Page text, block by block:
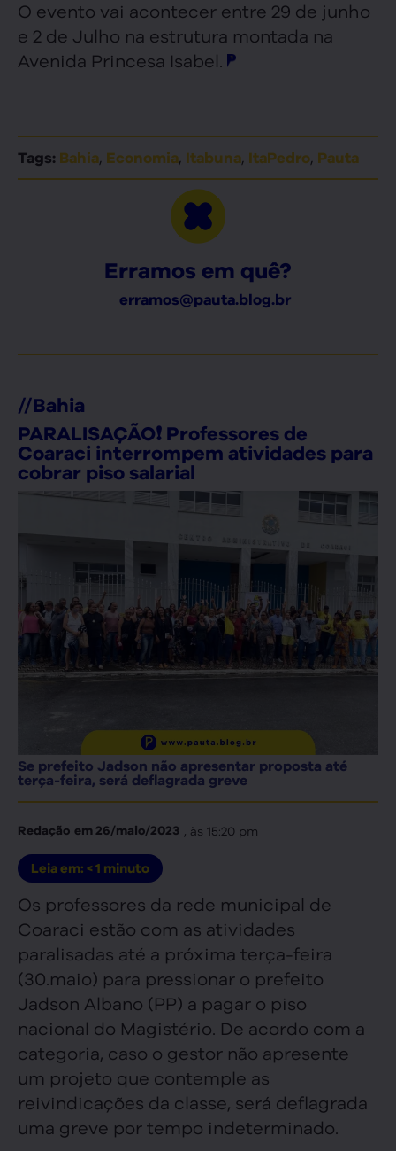
O evento vai acontecer entre 29 de junho
e 2 de Julho na estrutura montada na
Avenida Princesa Isabel.
Tags: Bahia, Economia, Itabuna, ItaPedro, Pauta
Erramos em quê?
erramos@pauta.blog.br
//Bahia
PARALISAÇÃO❗ Professores de
Coaraci interrompem atividades para
cobrar piso salarial
Se prefeito Jadson não apresentar proposta até
terça-feira, será deflagrada greve
Redação em 26/maio/2023 , às 15:20 pm
Leia em: < 1 minuto
Os professores da rede municipal de
Coaraci estão com as atividades
paralisadas até a próxima terça-feira
(30.maio) para pressionar o prefeito
Jadson Albano (PP) a pagar o piso
nacional do Magistério. De acordo com a
categoria, caso o gestor não apresente
um projeto que contemple as
reivindicações da classe, será deflagrada
uma greve por tempo indeterminado.